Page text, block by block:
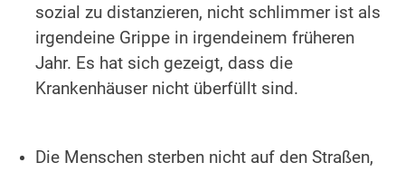
sozial zu distanzieren, nicht schlimmer ist als
irgendeine Grippe in irgendeinem früheren
Jahr. Es hat sich gezeigt, dass die
Krankenhäuser nicht überfüllt sind.
Die Menschen sterben nicht auf den Straßen,